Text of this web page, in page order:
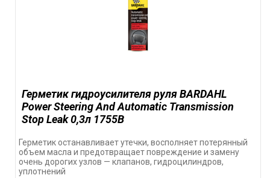
Герметик гидроусилителя руля BARDAHL
Power Steering And Automatic Transmission
Stop Leak 0,3л 1755B
Герметик останавливает утечки, восполняет потерянный
объем масла и предотвращает повреждение и замену
очень дорогих узлов — клапанов, гидроцилиндров,
уплотнений